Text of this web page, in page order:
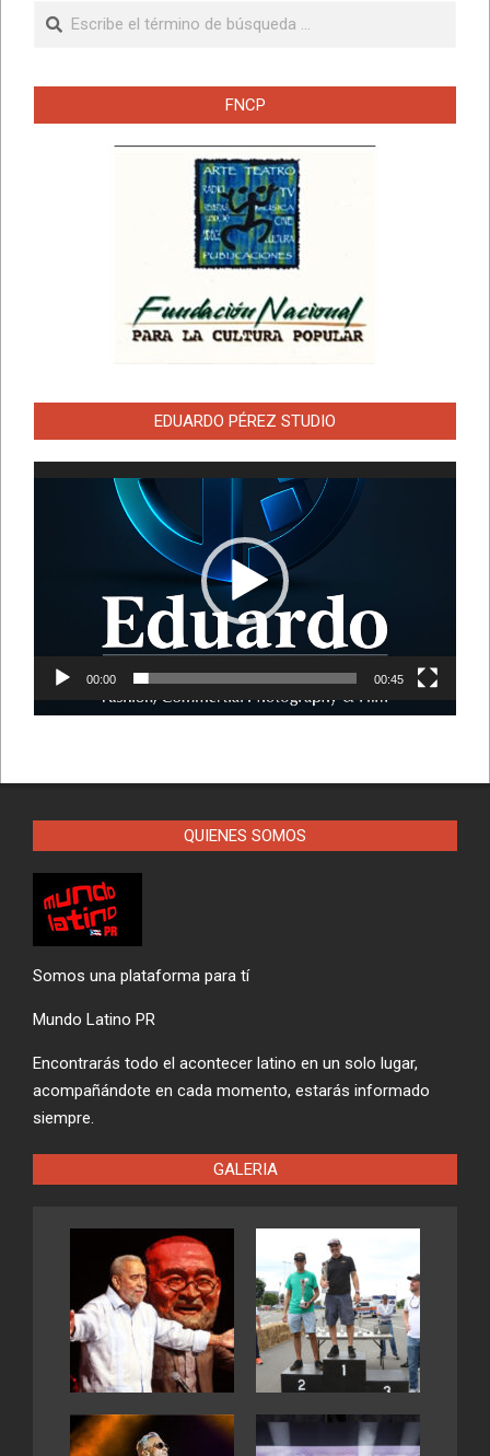
Buscar
FNCP
EDUARDO PÉREZ STUDIO
Reproductor
00:00 00:45
QUIENES SOMOS
Somos una plataforma para tí
Mundo Latino PR
Encontrarás todo el acontecer latino en un solo lugar,
acompañándote en cada momento, estarás informado
siempre.
GALERIA